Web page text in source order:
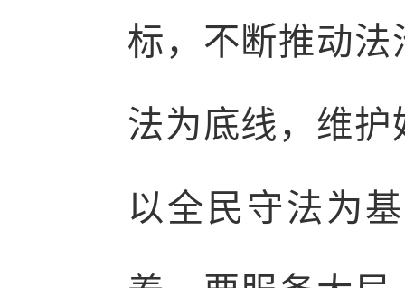
标，不断推动
法为底线，维
以全民守法为